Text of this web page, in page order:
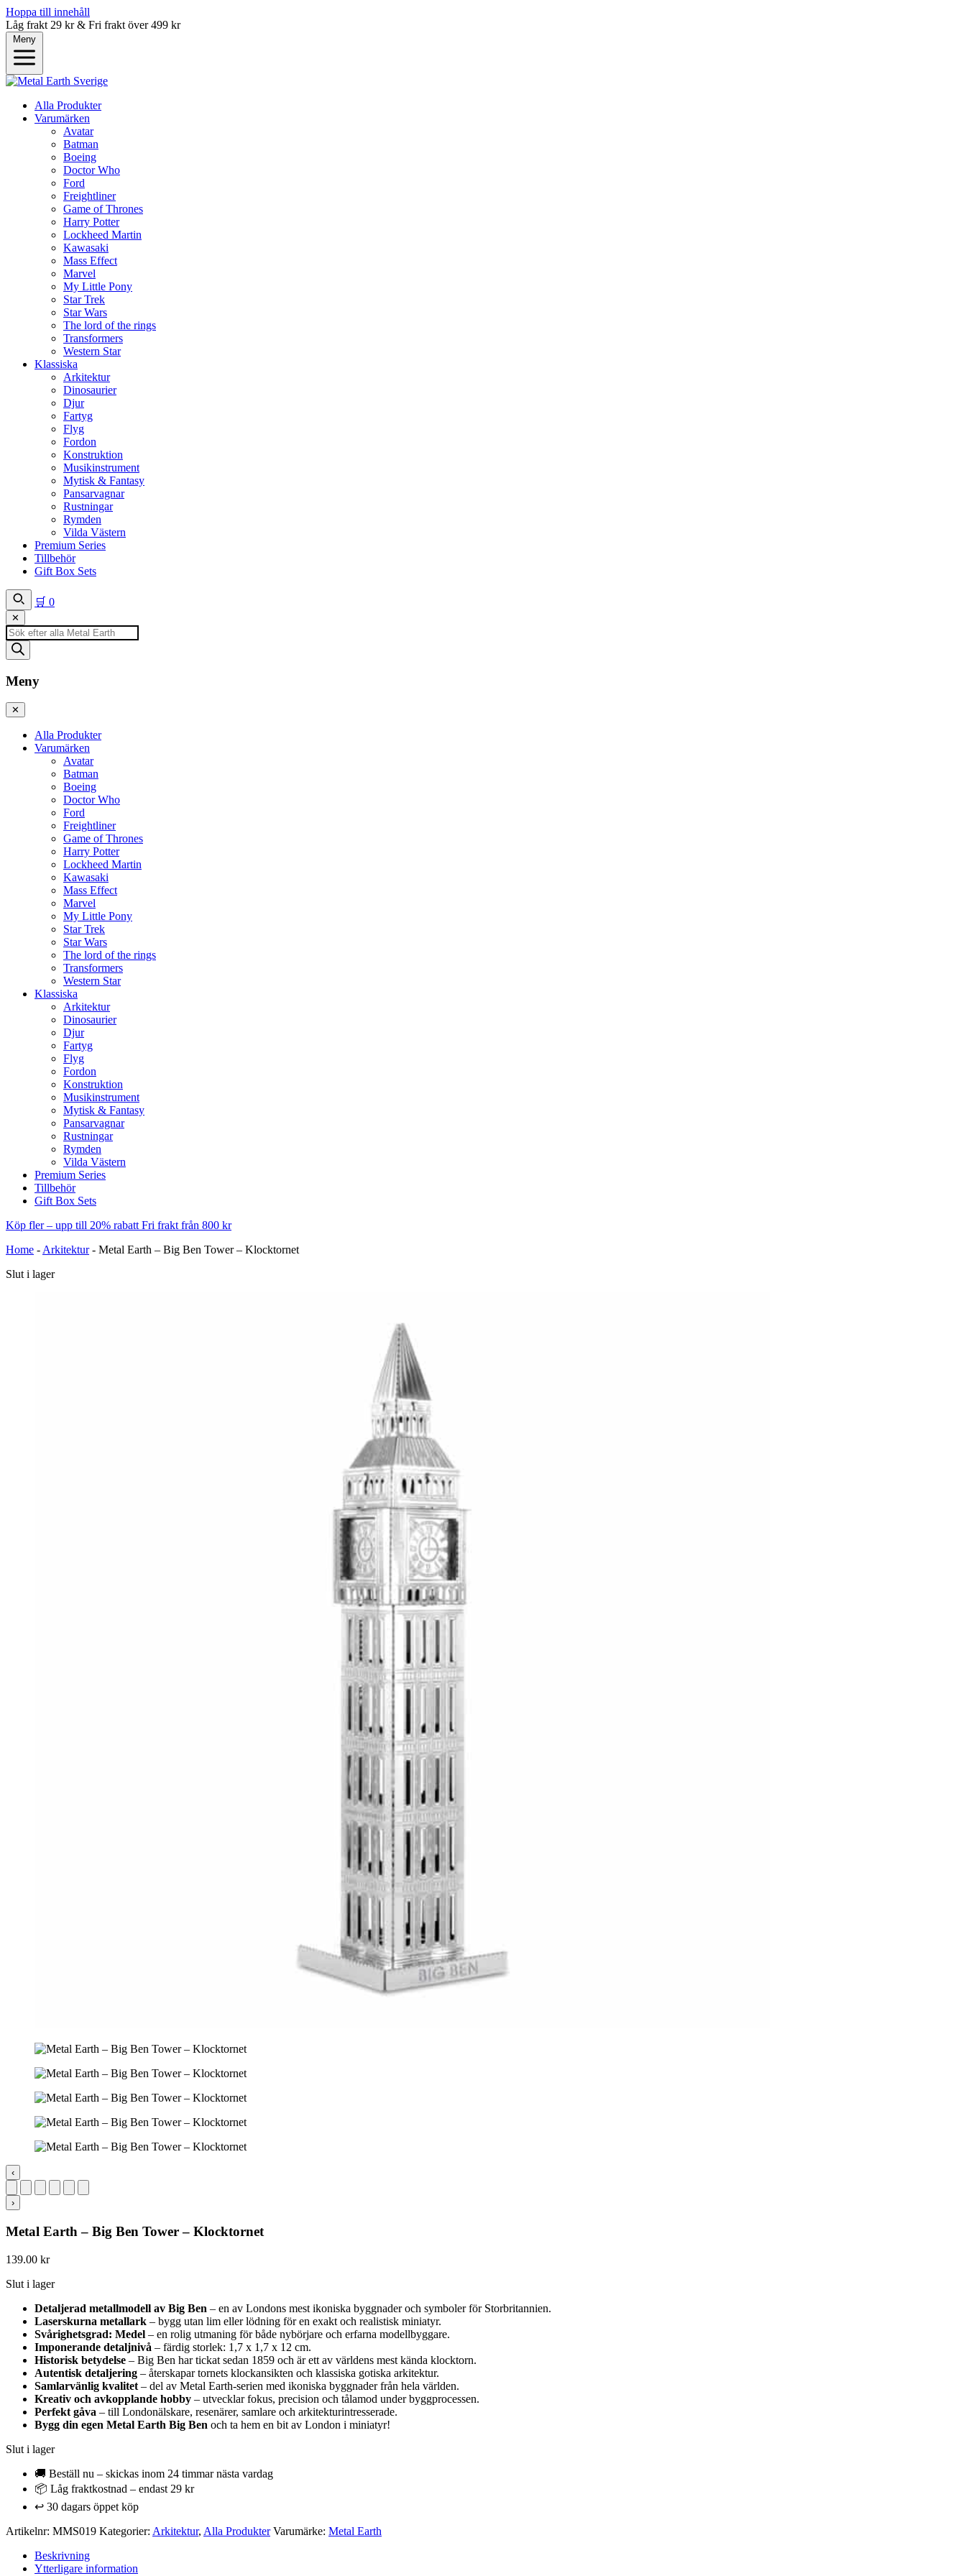
Hoppa till innehåll
Låg frakt 29 kr & Fri frakt över 499 kr
Meny
Alla Produkter
Varumärken
Avatar
Batman
Boeing
Doctor Who
Ford
Freightliner
Game of Thrones
Harry Potter
Lockheed Martin
Kawasaki
Mass Effect
Marvel
My Little Pony
Star Trek
Star Wars
The lord of the rings
Transformers
Western Star
Klassiska
Arkitektur
Dinosaurier
Djur
Fartyg
Flyg
Fordon
Konstruktion
Musikinstrument
Mytisk & Fantasy
Pansarvagnar
Rustningar
Rymden
Vilda Västern
Premium Series
Tillbehör
Gift Box Sets
🛒 0
✕
Produktsökning
Meny
✕
Alla Produkter
Varumärken
Avatar
Batman
Boeing
Doctor Who
Ford
Freightliner
Game of Thrones
Harry Potter
Lockheed Martin
Kawasaki
Mass Effect
Marvel
My Little Pony
Star Trek
Star Wars
The lord of the rings
Transformers
Western Star
Klassiska
Arkitektur
Dinosaurier
Djur
Fartyg
Flyg
Fordon
Konstruktion
Musikinstrument
Mytisk & Fantasy
Pansarvagnar
Rustningar
Rymden
Vilda Västern
Premium Series
Tillbehör
Gift Box Sets
Köp fler – upp till 20% rabattFri frakt från 800 kr
Home -Arkitektur- Metal Earth – Big Ben Tower – Klocktornet
Slut i lager
‹
›
Metal Earth – Big Ben Tower – Klocktornet
139.00 kr
Slut i lager
Detaljerad metallmodell av Big Ben – en av Londons mest ikoniska byggnader och symboler för Storbritannien.
Laserskurna metallark – bygg utan lim eller lödning för en exakt och realistisk miniatyr.
Svårighetsgrad: Medel – en rolig utmaning för både nybörjare och erfarna modellbyggare.
Imponerande detaljnivå – färdig storlek: 1,7 x 1,7 x 12 cm.
Historisk betydelse – Big Ben har tickat sedan 1859 och är ett av världens mest kända klocktorn.
Autentisk detaljering – återskapar tornets klockansikten och klassiska gotiska arkitektur.
Samlarvänlig kvalitet – del av Metal Earth-serien med ikoniska byggnader från hela världen.
Kreativ och avkopplande hobby – utvecklar fokus, precision och tålamod under byggprocessen.
Perfekt gåva – till Londonälskare, resenärer, samlare och arkitekturintresserade.
Bygg din egen Metal Earth Big Ben och ta hem en bit av London i miniatyr!
Slut i lager
🚚 Beställ nu – skickas inom 24 timmar nästa vardag
📦 Låg fraktkostnad – endast 29 kr
↩️ 30 dagars öppet köp
Artikelnr: MMS019 Kategorier: Arkitektur, Alla Produkter Varumärke: Metal Earth
Beskrivning
Ytterligare information